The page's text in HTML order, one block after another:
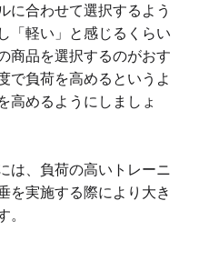
に合わせて選択するよう
「軽い」と感じるくらい
商品を選択するのがおす
で負荷を高めるというよ
高めるようにしましょ
は、負荷の高いトレーニ
を実施する際により大き